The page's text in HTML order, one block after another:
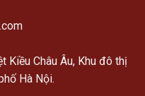
Kiều Châu Âu, Khu đô thị
Hà Nội.